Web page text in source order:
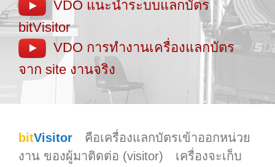
VDO แนะนำระบบแลกบัตร
bitVisitor
VDO การทำงานเครื่องแลกบัตร
จาก site งานจริง
bitVisitorคือเครื่องแลกบัตรเข้าออกหน่วย
งาน ของผู้มาติดต่อ (visitor) เครื่องจะเก็บ